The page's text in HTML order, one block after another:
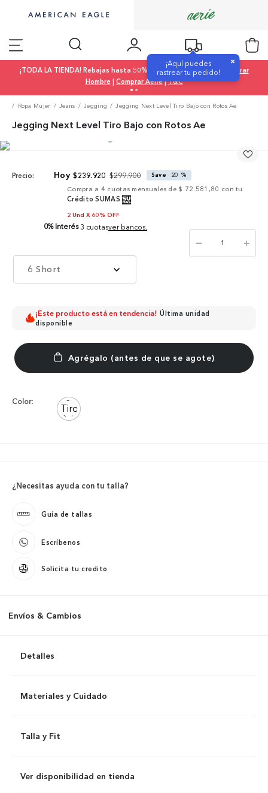
¡Aquí puedes
rastrear tu pedido!
×
¡TODA LA TIENDA! Rebajas hasta 50% OFF |Comprar Mujer|
Comprar
Hombre | Comprar Aerie|T&C
Ropa Mujer Jeans Jegging Jegging Next Level Tiro Bajo con Rotos Ae
Jegging Next Level Tiro Bajo con Rotos Ae
Precio: $239. 920 $299.900 Save 20 %
Compra a 4 cuotas mensuales de $ 72.581,80 con tu
Crédito SUMAS
2 Und X 60% OFF
0% Interés 3 cuotasver bancos.
6 Short
＋
－
¡Este producto está en tendencia! Última unidad
disponible
Color:
¿Necesitas ayuda con tu talla?
Guía de tallas
Escríbenos
Solicita tu credito
Envíos & Cambios
Detalles
Materiales y Cuidado
Talla y Fit
Ver disponibilidad en tienda